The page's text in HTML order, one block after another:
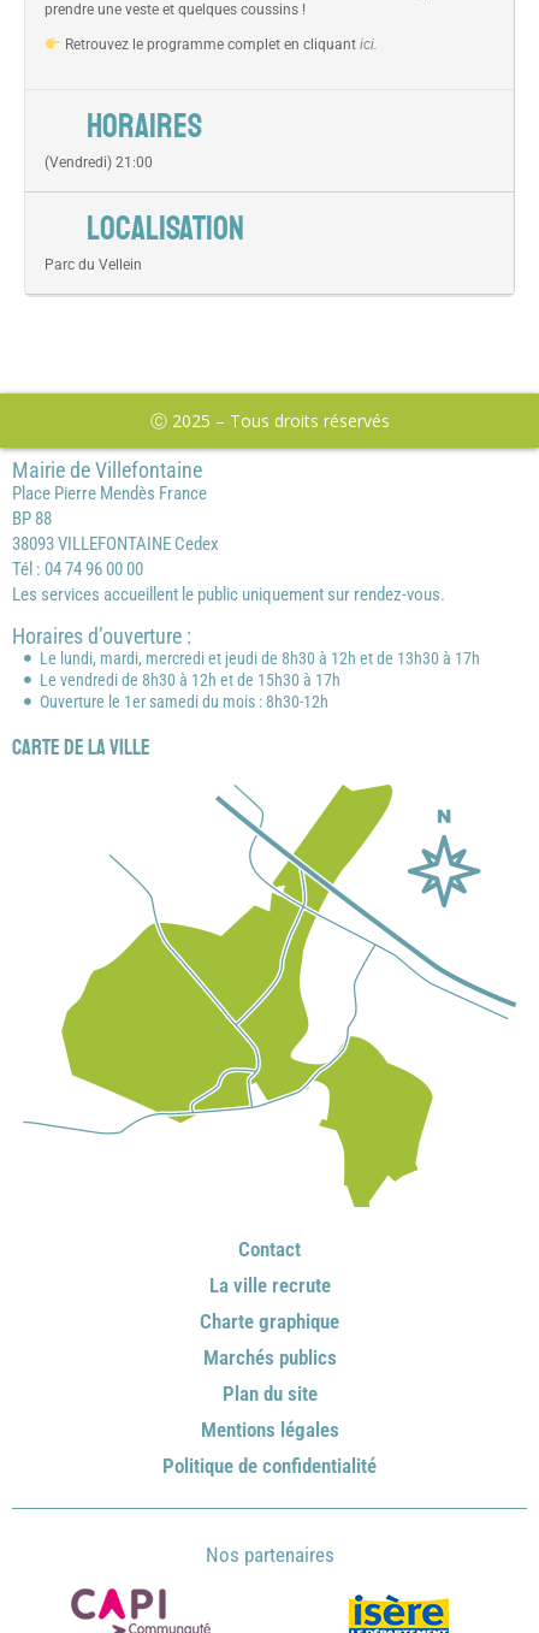
prendre une veste et quelques coussins !
Retrouvez le programme complet en cliquant ici.
HORAIRES
(Vendredi) 21:00
LOCALISATION
Parc du Vellein
Ⓒ 2025 – Tous droits réservés
Mairie de Villefontaine
Place Pierre Mendès France
BP 88
38093 VILLEFONTAINE Cedex
Tél : 04 74 96 00 00
Les services accueillent le public uniquement sur rendez-vous.
Horaires d’ouverture :
Le lundi, mardi, mercredi et jeudi de 8h30 à 12h et de 13h30 à 17h
Le vendredi de 8h30 à 12h et de 15h30 à 17h
Ouverture le 1er samedi du mois : 8h30-12h
Carte de la ville
Contact
La ville recrute
Charte graphique
Marchés publics
Plan du site
Mentions légales
Politique de confidentialité
Nos partenaires